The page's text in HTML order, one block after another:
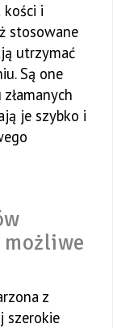
kości i
stosowane
utrzymać
Są one
je szybko i
z
szerokie